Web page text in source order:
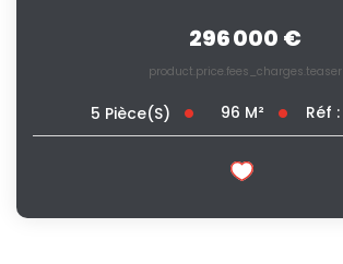
296 000 €
product.price.fees_charges.teaser
5 Pièce(s) 96 M² Réf :